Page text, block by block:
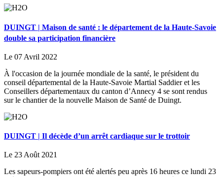
DUINGT | Maison de santé : le département de la Haute-Savoie
double sa participation financière
Le 07 Avril 2022
À l'occasion de la journée mondiale de la santé, le président du
conseil départemental de la Haute-Savoie Martial Saddier et les
Conseillers départementaux du canton d’Annecy 4 se sont rendus
sur le chantier de la nouvelle Maison de Santé de Duingt.
DUINGT | Il décède d’un arrêt cardiaque sur le trottoir
Le 23 Août 2021
Les sapeurs-pompiers ont été alertés peu après 16 heures ce lundi 23